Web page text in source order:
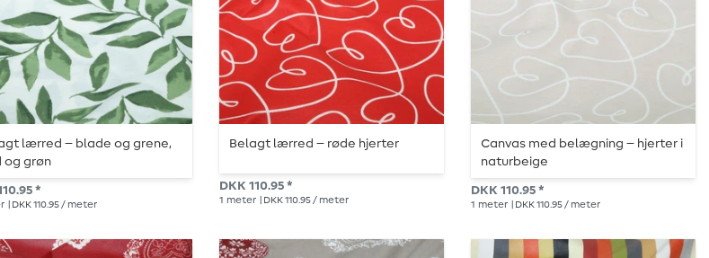
lærred – blade og grene,
og grøn
*
| DKK 110.95 / meter
Belagt lærred – røde hjerter
DKK 110.95 *
1 meter | DKK 110.95 / meter
Canvas med belægning – hjerter i
naturbeige
DKK 110.95 *
1 meter | DKK 110.95 / meter